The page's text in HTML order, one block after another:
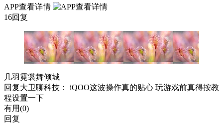
APP查看详情
16回复
几羽霓裳舞倾城
回复大卫聊科技 ： iQOO这波操作真的贴心 玩游戏前真得按教
程设置一下
有用(0)
回复